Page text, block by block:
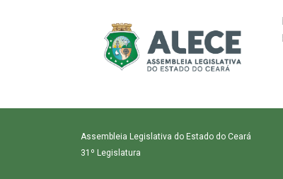
Assembleia Legislativa do Estado do Ceará
31º Legislatura